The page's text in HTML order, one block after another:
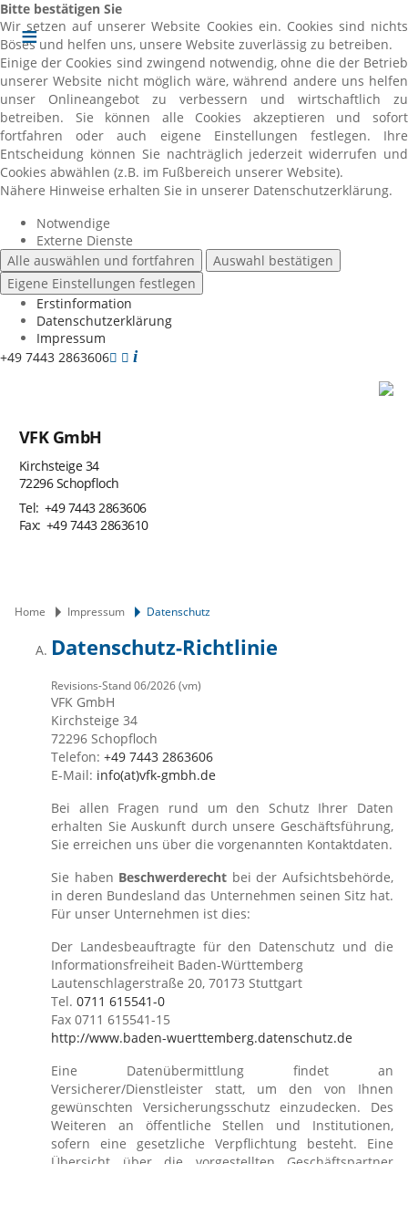
Bitte bestätigen Sie
Wir setzen auf unserer Website Cookies ein. Cookies sind nichts
Böses und helfen uns, unsere Website zuverlässig zu betreiben.
Einige der Cookies sind zwingend notwendig, ohne die der Betrieb
unserer Website nicht möglich wäre, während andere uns helfen
unser Onlineangebot zu verbessern und wirtschaftlich zu
betreiben. Sie können alle Cookies akzeptieren und sofort
fortfahren oder auch eigene Einstellungen festlegen. Ihre
Entscheidung können Sie nachträglich jederzeit widerrufen und
Cookies abwählen (z.B. im Fußbereich unserer Website).
Nähere Hinweise erhalten Sie in unserer Datenschutzerklärung.
Notwendige
Externe Dienste
Alle auswählen und fortfahren
Auswahl bestätigen
Eigene Einstellungen festlegen
Erstinformation
Datenschutzerklärung
Impressum
+49 7443 2863606
VFK GmbH
Kirchsteige 34
72296 Schopfloch
+49 7443 2863606
+49 7443 2863610
Home Impressum Datenschutz
Datenschutz-Richtlinie
Revisions-Stand 06/2026 (vm)
VFK GmbH
Kirchsteige 34
72296 Schopfloch
Telefon: +49 7443 2863606
E-Mail: info(at)vfk-gmbh.de
Bei allen Fragen rund um den Schutz Ihrer Daten
erhalten Sie Auskunft durch unsere Geschäftsführung,
Sie erreichen uns über die vorgenannten Kontaktdaten.
Sie haben Beschwerderecht bei der Aufsichtsbehörde,
in deren Bundesland das Unternehmen seinen Sitz hat.
Für unser Unternehmen ist dies:
Der Landesbeauftragte für den Datenschutz und die
Informationsfreiheit Baden-Württemberg
Lautenschlagerstraße 20, 70173 Stuttgart
Tel. 0711 615541-0
Fax 0711 615541-15
http://www.baden-wuerttemberg.datenschutz.de
Eine Datenübermittlung findet an
Versicherer/Dienstleister statt, um den von Ihnen
gewünschten Versicherungsschutz einzudecken. Des
Weiteren an öffentliche Stellen und Institutionen,
sofern eine gesetzliche Verpflichtung besteht. Eine
Übersicht über die vorgestellten Geschäftspartner